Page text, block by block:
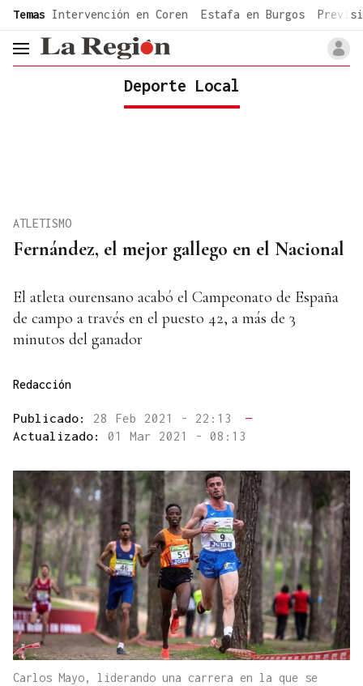
common.go-to-content
Temas Intervención en Coren Estafa en Burgos
header.menu.open
Deporte Local
Fernández, el mejor gallego en el Nacional
ATLETISMO
El atleta ourensano acabó el Campeonato de España
de campo a través en el puesto 42, a más de 3
minutos del ganador
Redacción
Publicado: 28 Feb 2021 - 22:13
—
Actualizado: 01 Mar 2021 - 08:13
Carlos Mayo, liderando una carrera en la que se